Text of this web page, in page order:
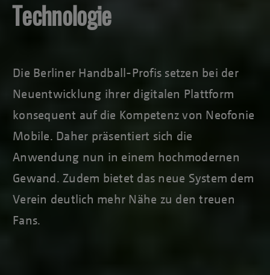
Technologie
Die Berliner Handball-Profis setzen bei der
Neuentwicklung ihrer digitalen Plattform
konsequent auf die Kompetenz von Neofonie
Mobile. Daher präsentiert sich die
Anwendung nun in einem hochmodernen
Gewand. Zudem bietet das neue System dem
Verein deutlich mehr Nähe zu den treuen
Fans.